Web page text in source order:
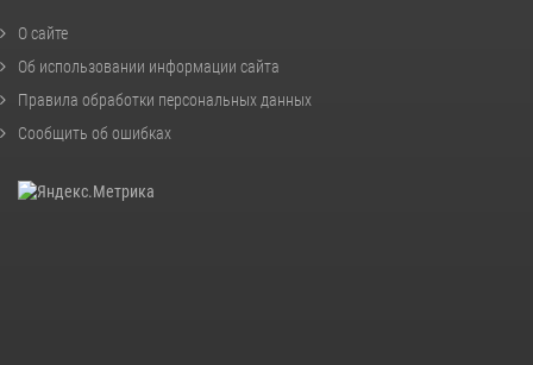
О сайте
Об использовании информации сайта
Правила обработки персональных данных
Сообщить об ошибках